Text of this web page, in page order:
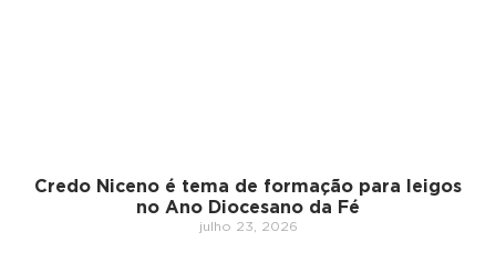
Credo Niceno é tema de formação para leigos
no Ano Diocesano da Fé
julho 23, 2026